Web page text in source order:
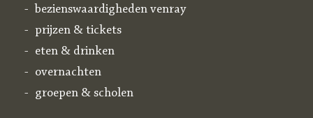
bezienswaardigheden venray
prijzen & tickets
eten & drinken
overnachten
groepen & scholen